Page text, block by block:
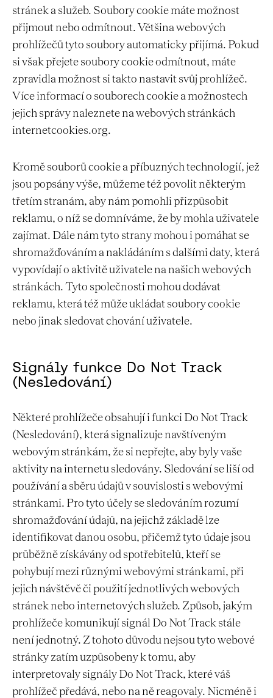
stránek a služeb. Soubory cookie máte možnost
přijmout nebo odmítnout. Většina webových
prohlížečů tyto soubory automaticky přijímá. Pokud
si však přejete soubory cookie odmítnout, máte
zpravidla možnost si takto nastavit svůj prohlížeč.
Více informací o souborech cookie a možnostech
jejich správy naleznete na webových stránkách
internetcookies.org.
Kromě souborů cookie a příbuzných technologií, jež
jsou popsány výše, můžeme též povolit některým
třetím stranám, aby nám pomohli přizpůsobit
reklamu, o níž se domníváme, že by mohla uživatele
zajímat. Dále nám tyto strany mohou i pomáhat se
shromažďováním a nakládáním s dalšími daty, která
vypovídají o aktivitě uživatele na našich webových
stránkách. Tyto společnosti mohou dodávat
reklamu, která též může ukládat soubory cookie
nebo jinak sledovat chování uživatele.
Signály funkce Do Not Track
(Nesledování)
Některé prohlížeče obsahují i funkci Do Not Track
(Nesledování), která signalizuje navštíveným
webovým stránkám, že si nepřejte, aby byly vaše
aktivity na internetu sledovány. Sledování se liší od
používání a sběru údajů v souvislosti s webovými
stránkami. Pro tyto účely se sledováním rozumí
shromažďování údajů, na jejichž základě lze
identifikovat danou osobu, přičemž tyto údaje jsou
průběžně získávány od spotřebitelů, kteří se
pohybují mezi různými webovými stránkami, při
jejich návštěvě či použití jednotlivých webových
stránek nebo internetových služeb. Způsob, jakým
prohlížeče komunikují signál Do Not Track stále
není jednotný. Z tohoto důvodu nejsou tyto webové
stránky zatím uzpůsobeny k tomu, aby
interpretovaly signály Do Not Track, které váš
prohlížeč předává, nebo na ně reagovaly. Nicméně i